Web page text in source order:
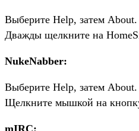
Выберите Help, затем
Дважды щелкните на
NukeNabber:
Выберите Help, затем
Щелкните мышкой на
mIRC: